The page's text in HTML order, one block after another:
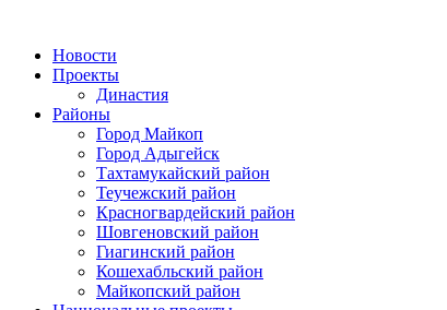
Новости
Проекты
Династия
Районы
Город Майкоп
Город Адыгейск
Тахтамукайский район
Теучежский район
Красногвардейский район
Шовгеновский район
Гиагинский район
Кошехабльский район
Майкопский район